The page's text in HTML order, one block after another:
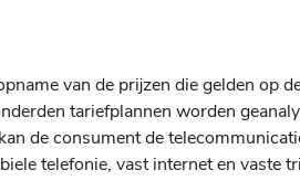
van de prijzen die gelden op
tariefplannen worden
de consument de
telefonie, vast internet en vaste